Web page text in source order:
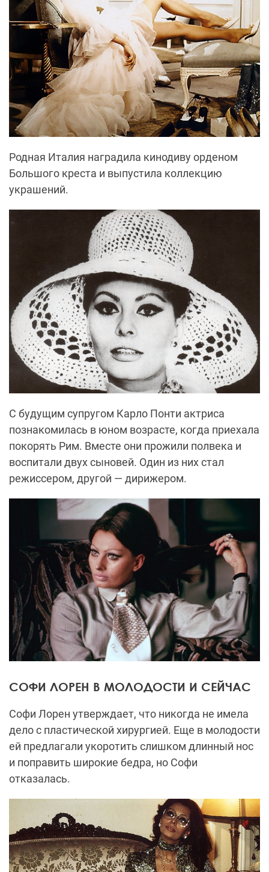
Родная Италия наградила кинодиву орденом
Большого креста и выпустила коллекцию
украшений.
С будущим супругом Карло Понти актриса
познакомилась в юном возрасте, когда приехала
покорять Рим. Вместе они прожили полвека и
воспитали двух сыновей. Один из них стал
режиссером, другой — дирижером.
СОФИ ЛОРЕН В МОЛОДОСТИ И СЕЙЧАС
Софи Лорен утверждает, что никогда не имела
дело с пластической хирургией. Еще в молодости
ей предлагали укоротить слишком длинный нос
и поправить широкие бедра, но Софи
отказалась.